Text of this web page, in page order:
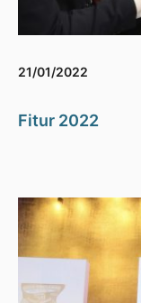
21/01/2022
Fitur 2022